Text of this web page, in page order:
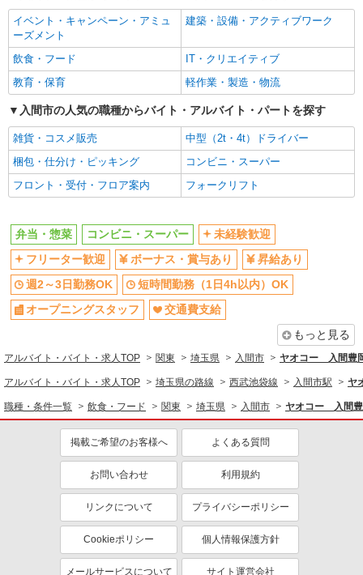
時給：1204円（惣菜・寿司・一般食品・レ
ジ） ※曜日・時間帯によって加算 ▼詳細は以下の
100円増 ★学生以外の長期希望の方はパート対象
です。 ★職種を限定しての募集のため、勤務時
間・曜日の項目をご確認ください。
詳細を見る
ボーナス・賞与あり
昇給あり
週2～3日勤務OK
オープニングスタッフ
交通費支給
社会保険あり
社員登用あり
同じ職種から求人を探す
飲食・フード
弁当・惣菜
販売・接客サービス
同じ特徴から求人を探す
未経験歓迎
ボーナス・賞与あり
週2～3日勤務OK
短時間勤務（1日4h以内）OK
オープニングスタッフ
交通費支給
イベント・キャンペーン・アミュ
ーズメント
建築・設備・アクティブワーク
飲食・フード
IT・クリエイティブ
教育・保育
軽作業・製造・物流
入間市の人気の職種からバイト・アルバイト・パートを探す
雑貨・コスメ販売
中型（2t・4t）ドライバー
梱包・仕分け・ピッキング
コンビニ・スーパー
フロント・受付・フロア案内
フォークリフト
弁当・惣菜 コンビニ・スーパー
未経験歓迎
フリーター歓迎
ボーナス・賞与あり
昇給あり
週2～3日勤務OK
短時間勤務（1日4h以内）OK
オープニングスタッフ
交通費支給
もっと見る
アルバイト・バイト・求人TOP 関東 埼玉県 入間市 ヤオコー 入間豊
アルバイト・バイト・求人TOP 埼玉県の路線 西武池袋線 入間市駅 ヤ
職種・条件一覧 飲食・フード 関東 埼玉県 入間市 ヤオコー 入間豊
掲載ご希望のお客様へ よくある質問
お問い合わせ 利用規約
リンクについて プライバシーポリシー
Cookieポリシー 個人情報保護方針
メールサービスについて サイト運営会社